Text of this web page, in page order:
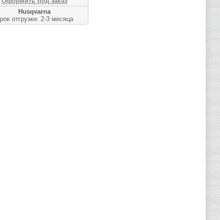
Husqvarna
отгрузки: 2-3 месяца